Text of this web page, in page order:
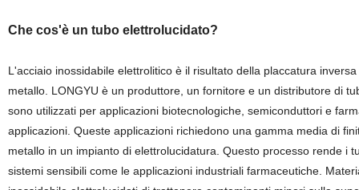
Che cos'è un tubo elettrolucidato?
L'acciaio inossidabile elettrolitico è il risultato della placcatura
metallo. LONGYU è un produttore, un fornitore e un distributore di
sono utilizzati per applicazioni biotecnologiche, semiconduttori e
applicazioni. Queste applicazioni richiedono una gamma media di
metallo in un impianto di elettrolucidatura. Questo processo rende i
sistemi sensibili come le applicazioni industriali farmaceutiche.